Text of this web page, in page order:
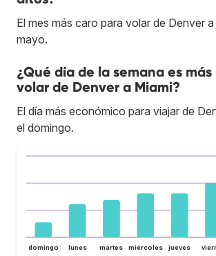
El mes más caro para volar de Denver a
mayo.
¿Qué día de la semana es
volar de Denver a Miami?
El día más económico para viajar de
el domingo.
domingo lunes martes miércoles jueves